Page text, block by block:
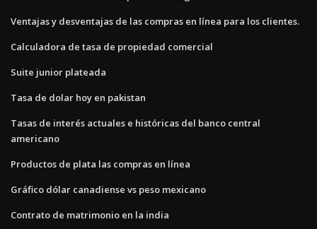
Ventajas y desventajas de las compras en línea para los clientes.
Calculadora de tasa de propiedad comercial
Suite junior plateada
Tasa de dolar hoy en pakistan
Tasas de interés actuales e históricas del banco central
americano
Productos de plata las compras en línea
Gráfico dólar canadiense vs peso mexicano
Contrato de matrimonio en la india